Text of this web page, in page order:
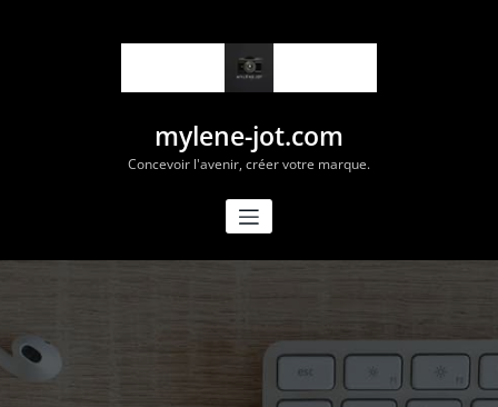
mylene-jot.com
Concevoir l'avenir, créer votre marque.